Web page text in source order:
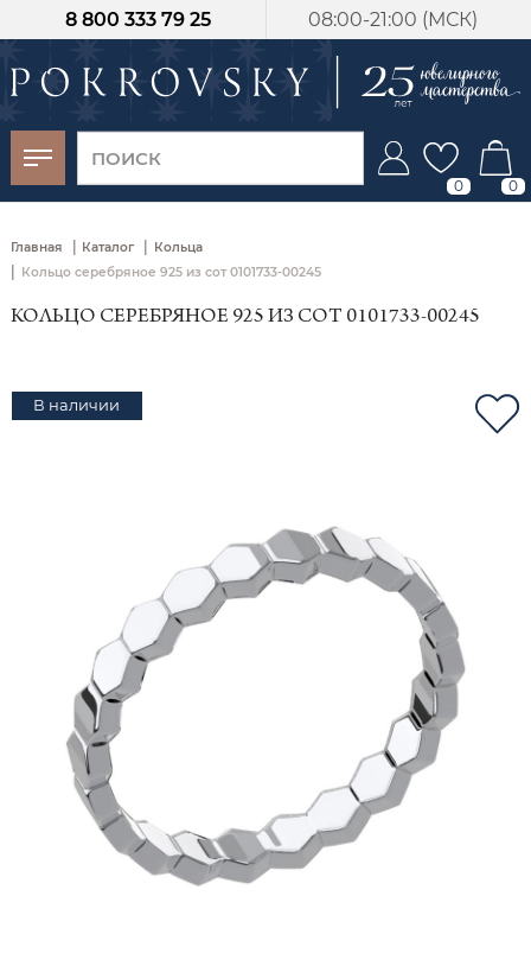
08:00-21:00 (МСК)
8 800 333 79 25
0 0
Главная | Каталог | Кольца
| Кольцо серебряное 925 из сот 0101733-00245
КОЛЬЦО СЕРЕБРЯНОЕ 925 ИЗ СОТ 0101733-00245
В наличии
-30%
от 15 дней с
момента оплаты